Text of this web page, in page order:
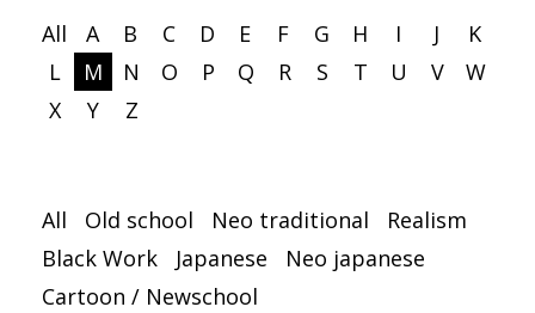
All A B C D E F G H I J
K
L
M N O P Q R S T U V
W
X
Y Z
All Old school Neo traditional
Realism
Black Work
Japanese
Neo japanese
Cartoon / Newschool